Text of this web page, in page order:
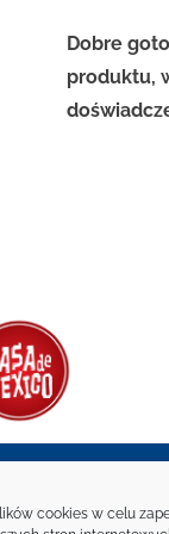
cookies w celu
Dobre
produktu,